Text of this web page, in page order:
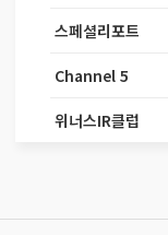
스페셜리포트
Channel 5
위너스IR클럽